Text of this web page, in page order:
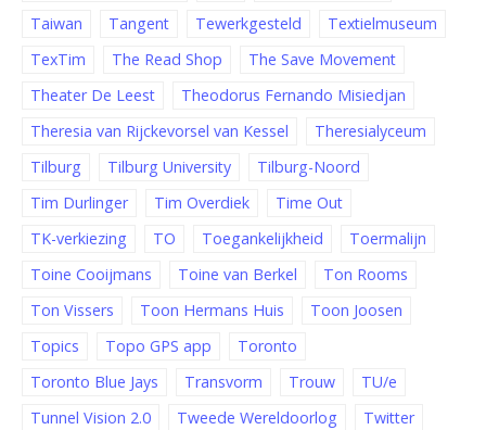
Taiwan
Tangent Tewerkgesteld
Textielmuseum
TexTim
The Read Shop
The Save Movement
Theater De Leest
Theodorus Fernando Misiedjan
Theresia van Rijckevorsel van Kessel
Theresialyceum
Tilburg
Tilburg University
Tilburg-Noord
Tim Durlinger
Tim Overdiek
Time Out
TK-verkiezing
TO Toegankelijkheid
Toermalijn
Toine Cooijmans
Toine van Berkel
Ton Rooms
Ton Vissers
Toon Hermans Huis
Toon Joosen
Topics
Topo GPS app
Toronto
Toronto Blue Jays
Transvorm Trouw
TU/e
Tunnel Vision 2.0
Tweede Wereldoorlog
Twitter